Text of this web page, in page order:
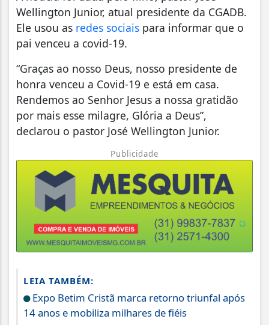
Wellington Junior, atual presidente da CGADB.
Ele usou as redes sociais para informar que o
pai venceu a covid-19.
“Graças ao nosso Deus, nosso presidente de
honra venceu a Covid-19 e está em casa.
Rendemos ao Senhor Jesus a nossa gratidão
por mais esse milagre, Glória a Deus”,
declarou o pastor José Wellington Junior.
Publicidade
LEIA TAMBÉM:
Expo Betim Cristã marca retorno triunfal após
14 anos e mobiliza milhares de fiéis